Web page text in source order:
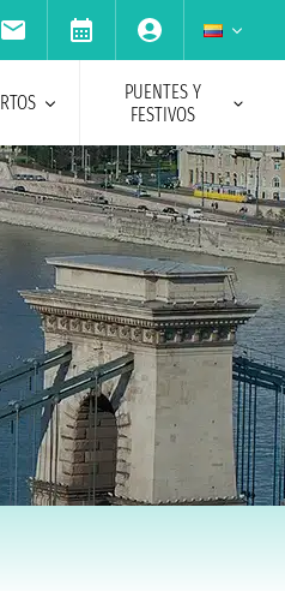
PUENTES Y
FESTIVOS